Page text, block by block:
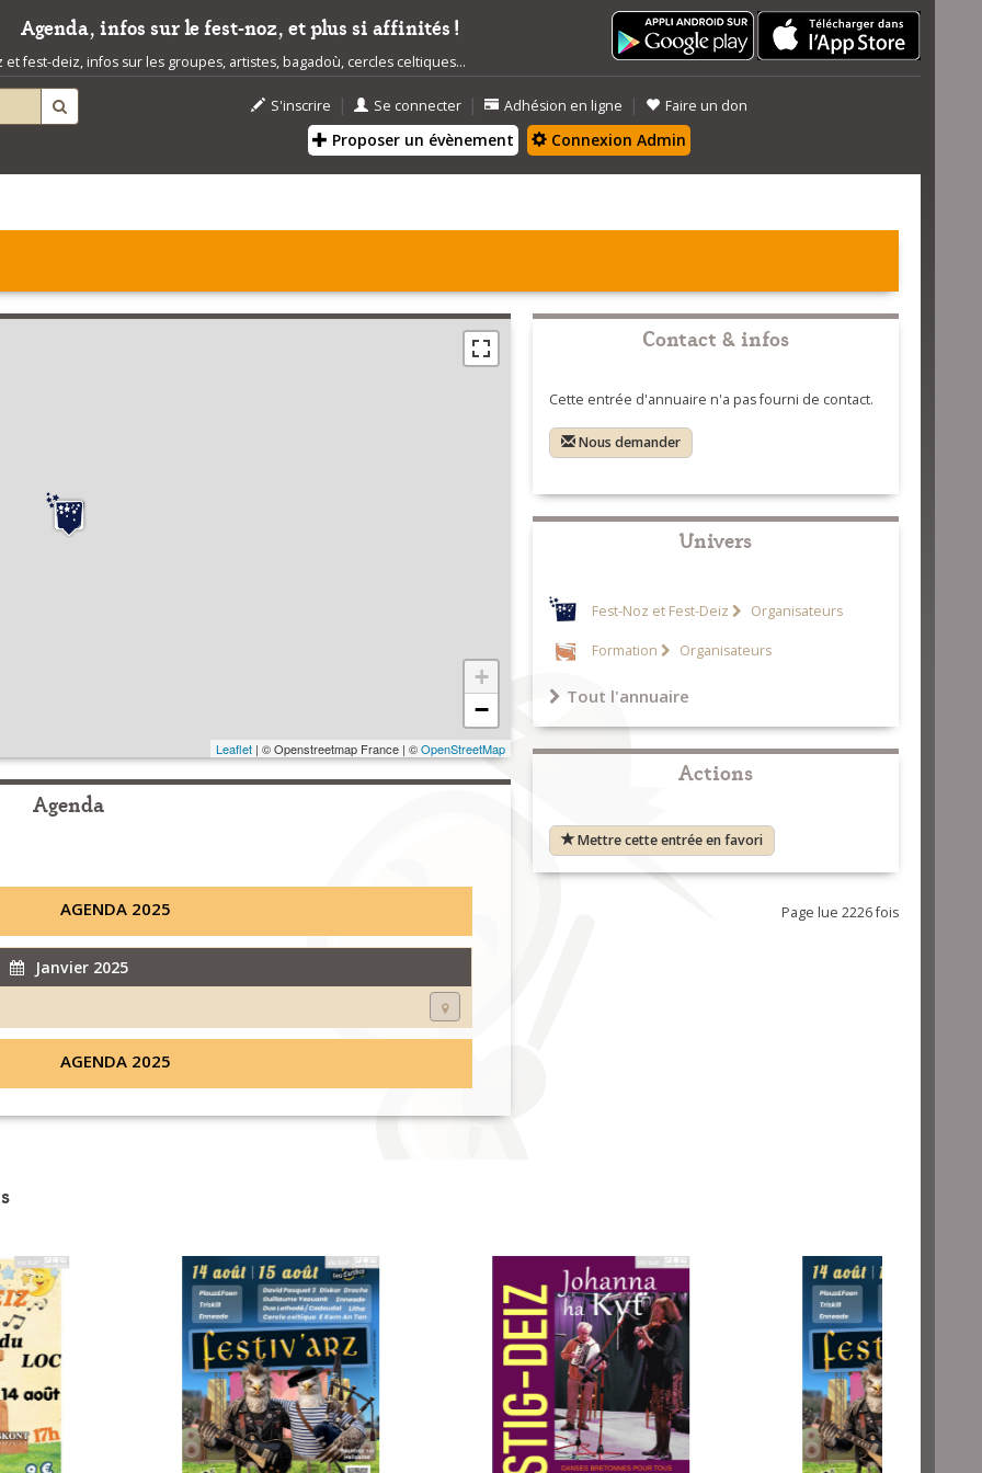
Agenda, infos sur le fest-noz, et plus si affinités !
fest-deiz, infos sur les groupes, artistes, bagadoù, cercles celtiques...
S'inscrire | Se connecter | Adhésion en ligne | Faire un don
Proposer un évènement Connexion Admin
+
−
Leaflet| © Openstreetmap France | ©OpenStreetMap
Agenda
AGENDA 2025
Janvier 2025
AGENDA 2025
Contact & infos
Cette entrée d'annuaire n'a pas fourni de contact.
Nous demander
Univers
Fest-Noz et Fest-Deiz Organisateurs
Formation Organisateurs
Tout l'annuaire
Actions
Mettre cette entrée en favori
Page lue 2226 fois